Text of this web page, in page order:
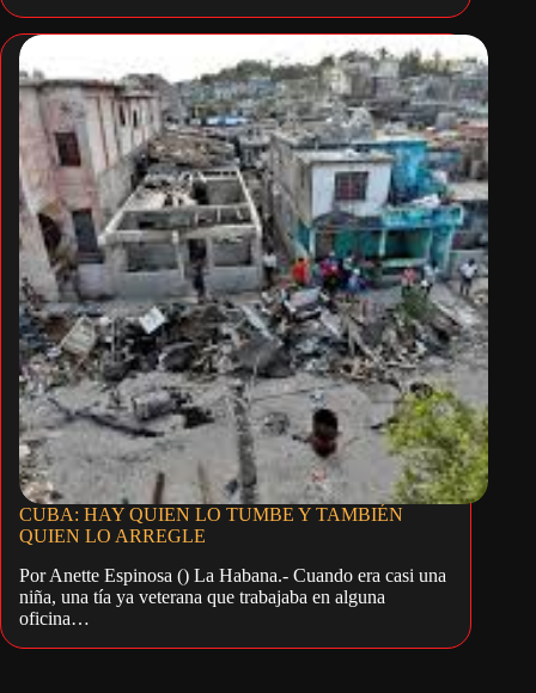
CUBA: HAY QUIEN LO TUMBE Y TAMBIÉN
QUIEN LO ARREGLE
Por Anette Espinosa () La Habana.- Cuando era casi una
niña, una tía ya veterana que trabajaba en alguna
oficina…